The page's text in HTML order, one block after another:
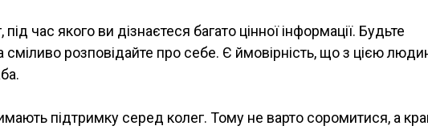
час якого ви дізнаєтеся багато цінної інформації. Будьте
сміливо розповідайте про себе. Є ймовірність, що з цією
підтримку серед колег. Тому не варто соромитися, а